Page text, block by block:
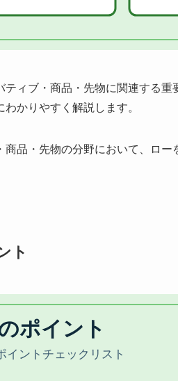
ティブ・商品・先物に関連する
わかりやすく解説します。
商品・先物の分野において、ロ
ト